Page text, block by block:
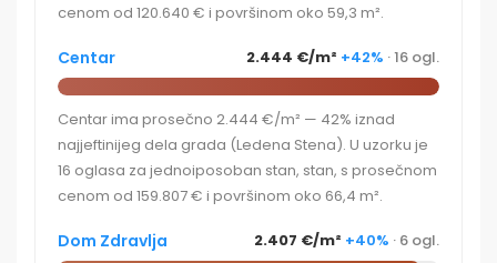
cenom od 120.640 € i površinom oko 59,3 m².
Centar 2.444 €/m² +42% · 16 ogl.
Centar ima prosečno 2.444 €/m² — 42% iznad
najjeftinijeg dela grada (Ledena Stena). U uzorku je
16 oglasa za jednoiposoban stan, stan, s prosečnom
cenom od 159.807 € i površinom oko 66,4 m².
Dom Zdravlja 2.407 €/m² +40% · 6 ogl.